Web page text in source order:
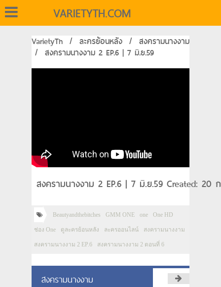
VARIETYTH.COM
VarietyTh / ละครย้อนหลัง / สงครามนางงาม
/ สงครามนางงาม 2 EP.6 | 7 มิ.ย.59
สงครามนางงาม 2 EP.6 | 7 มิ.ย.59 Created: 20
Beautyandthebitches GMM ONE one One HD
ช่อง One ดูละครย้อนหลัง ละครออนไลน์ สงครามนางงาม
สงครามนางงาม 2 EP.6 สงครามนางงาม 2 ตอนที่ 6
สงครามนางงาม